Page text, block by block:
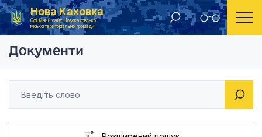
Нова Каховка
Офіційний сайт Новокаховської
міської територіальної громади
Головна Рішення виконавчого комітету Новокаховської міської ради 2020 року Про дозволи на
Документи